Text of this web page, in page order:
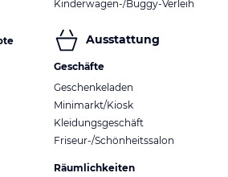
ab 14 Jahren
14 Jahren
Workout), ab 14 Jahren
Kinderwagen-/Buggy-Verleih
Ausstattung
Geschäfte
Geschenkeladen
Minimarkt/Kiosk
Kleidungsgeschäft
Friseur-/Schönheitssalon
Räumlichkeiten